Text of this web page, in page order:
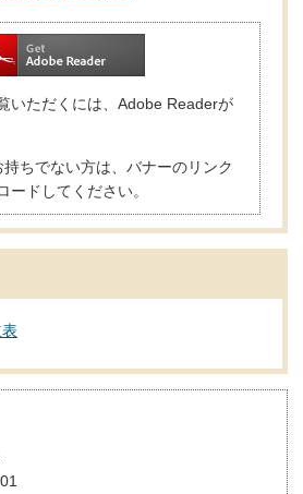
いただくには、Adobe Readerが
ちでない方は、バナーのリンク
ードしてください。